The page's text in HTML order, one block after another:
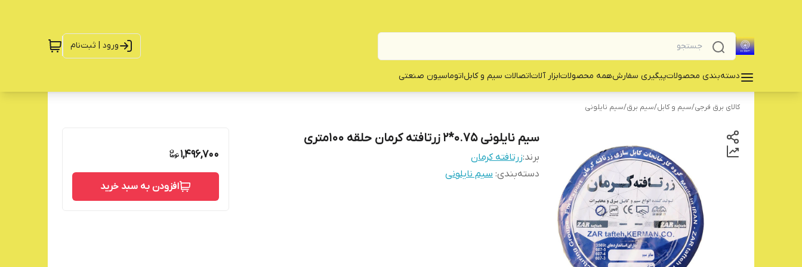
ورود | ثبت‌نام
دسته‌بندی محصولاتپیگیری سفارشهمه محصولات‌ابزار آلاتاتصالات سیم و کابلاتوماسیون صنعتی
کالای برق فرجی/سیم و کابل/سیم برق/سیم نایلونی
سیم نایلونی 0.75*2 زرتافته کرمان حلقه 100متری
برند:زرتافته کرمان
دسته‌بندی: سیم نایلونی
1,496,700
افزودن به سبد خرید